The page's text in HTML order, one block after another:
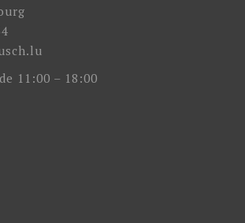
11:00 – 18:00